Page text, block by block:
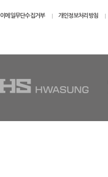
이메일무단수집거부 개인정보처리방침